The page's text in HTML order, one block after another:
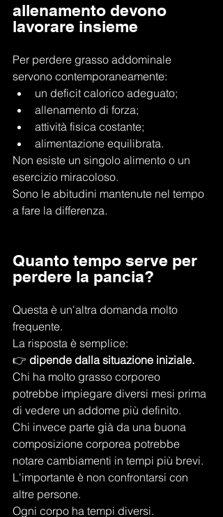
allenamento devono
lavorare insieme
Per perdere grasso addominale
servono contemporaneamente:
un deficit calorico adeguato;
allenamento di forza;
attività fisica costante;
alimentazione equilibrata.
Non esiste un singolo alimento o un
esercizio miracoloso.
Sono le abitudini mantenute nel tempo
a fare la differenza.
Quanto tempo serve per
perdere la pancia?
Questa è un'altra domanda molto
frequente.
La risposta è semplice:
👉 dipende dalla situazione iniziale.
Chi ha molto grasso corporeo
potrebbe impiegare diversi mesi prima
di vedere un addome più definito.
Chi invece parte già da una buona
composizione corporea potrebbe
notare cambiamenti in tempi più brevi.
L'importante è non confrontarsi con
altre persone.
Ogni corpo ha tempi diversi.